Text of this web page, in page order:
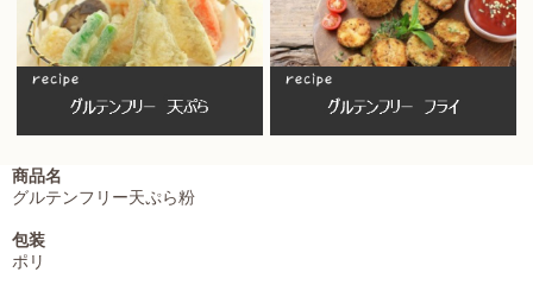
商品名
グルテンフリー天ぷら粉
包装
ポリ